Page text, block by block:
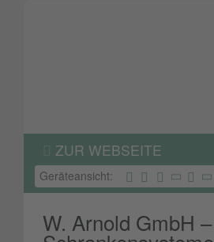
ZUR WEBSEITE
Geräteansicht:
W. Arnold GmbH –